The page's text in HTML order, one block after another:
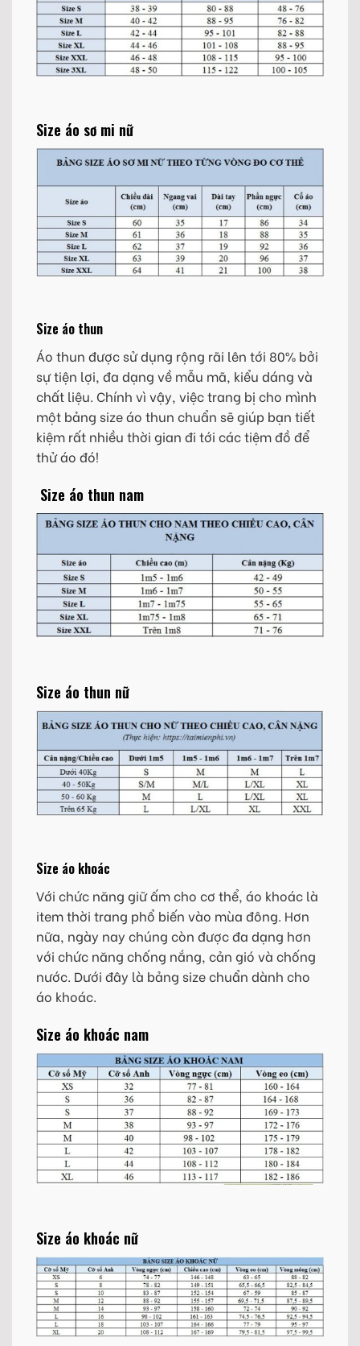
Size áo sơ mi nữ
Size áo thun
Áo thun được sử dụng rộng rãi lên tới 80% bởi
sự tiện lợi, đa dạng về mẫu mã, kiểu dáng và
chất liệu. Chính vì vậy, việc trang bị cho mình
một bảng size áo thun chuẩn sẽ giúp bạn tiết
kiệm rất nhiều thời gian đi tới các tiệm đồ để
thử áo đó!
Size áo thun nam
Size áo thun nữ
Size áo khoác
Với chức năng giữ ấm cho cơ thể, áo khoác là
item thời trang phổ biến vào mùa đông. Hơn
nữa, ngày nay chúng còn được đa dạng hơn
với chức năng chống nắng, cản gió và chống
nước. Dưới đây là bảng size chuẩn dành cho
áo khoác.
Size áo khoác nam
Size áo khoác nữ